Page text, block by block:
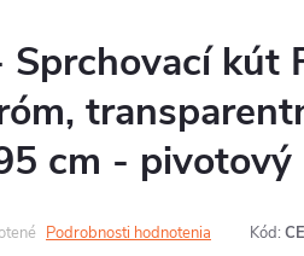
Sprchovací kút
cm - pivotový
Podrobnosti hodnotenia Kód: